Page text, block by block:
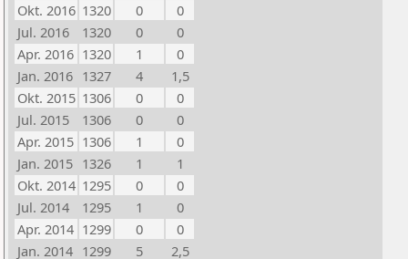
Okt. 2016 1320 0
0
Jul. 2016
1320 0
0
Apr. 2016 1320 1
0
Jan. 2016 1327 4
1,5
Okt. 2015 1306 0
0
Jul. 2015
1306 0
0
Apr. 2015 1306 1
0
Jan. 2015 1326 1
1
Okt. 2014 1295 0
0
Jul. 2014
1295 1
0
Apr. 2014 1299 0
0
Jan. 2014 1299 5
2,5